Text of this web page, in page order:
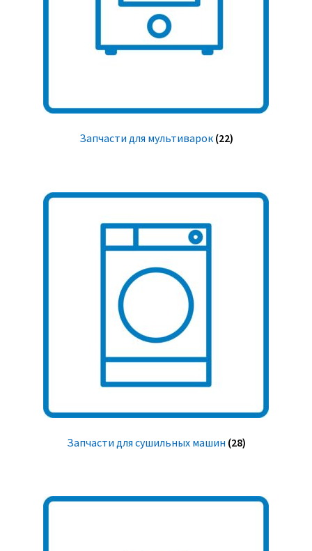
Запчасти для мультиварок (22)
Запчасти для сушильных машин (28)